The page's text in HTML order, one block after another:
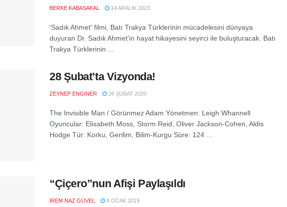
BERKE KABASAKAL 14 ARALIK 2023
'Sadık Ahmet' filmi, Batı Trakya Türklerinin mücadelesini dünyaya
duyuran Dr. Sadık Ahmet'in hayat hikayesini seyirci ile buluşturacak. Batı
Trakya Türklerinin ...
28 Şubat’ta Vizyonda!
ZEYNEP ENGINER 26 ŞUBAT 2020
The Invisible Man / Görünmez Adam Yönetmen: Leigh Whannell
Oyuncular: Elisabeth Moss, Storm Reid, Oliver Jackson-Cohen, Aldis
Hodge Tür: Korku, Gerilim, Bilim-Kurgu Süre: 124 ...
“Çiçero”nun Afişi Paylaşıldı
İREM NAZ GÜVEL 4 OCAK 2019